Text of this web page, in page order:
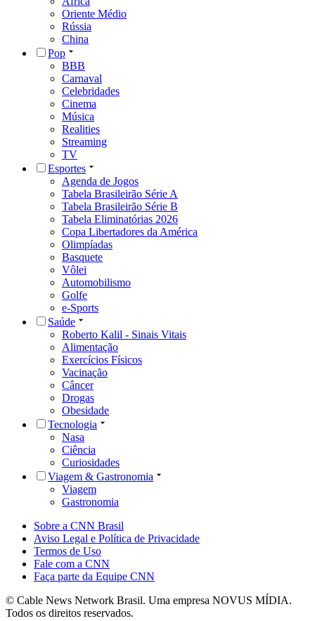
Oriente Médio
Rússia
China
Pop
BBB
Carnaval
Celebridades
Cinema
Música
Realities
Streaming
TV
Esportes
Agenda de Jogos
Tabela Brasileirão Série A
Tabela Brasileirão Série B
Tabela Eliminatórias 2026
Copa Libertadores da América
Olimpíadas
Basquete
Vôlei
Automobilismo
Golfe
e-Sports
Saúde
Roberto Kalil - Sinais Vitais
Alimentação
Exercícios Físicos
Vacinação
Câncer
Drogas
Obesidade
Tecnologia
Nasa
Ciência
Curiosidades
Viagem & Gastronomia
Viagem
Gastronomia
Sobre a CNN Brasil
Aviso Legal e Política de Privacidade
Termos de Uso
Fale com a CNN
Faça parte da Equipe CNN
© Cable News Network Brasil. Uma empresa NOVUS MÍDIA.
Todos os direitos reservados.